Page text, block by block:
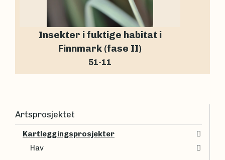
Insekter i fuktige habitat i
Finnmark (fase II)
51-11
Artsprosjektet
Kartleggingsprosjekter
Hav